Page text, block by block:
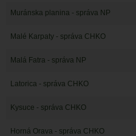
Muránska planina - správa NP
Malé Karpaty - správa CHKO
Malá Fatra - správa NP
Latorica - správa CHKO
Kysuce - správa CHKO
Horná Orava - správa CHKO